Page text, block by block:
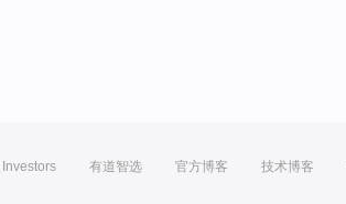
Investors 有道智选 官方博客 技术博客